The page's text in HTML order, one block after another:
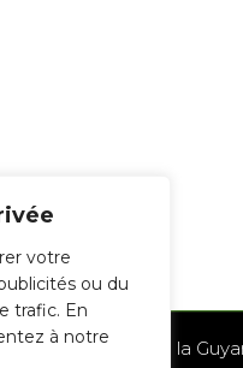
votre
ou du
trafic. En
à notre
de Football de la